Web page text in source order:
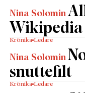
Nina Solomin
Wikipedia
Krönika Ledare
Nina Solomin
snuttefilt
Krönika Ledare